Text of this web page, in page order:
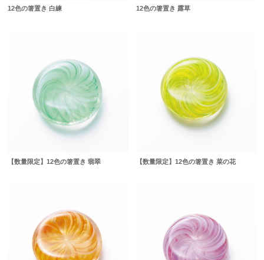
12色の箸置き 白練 12色の箸置き 露草
【数量限定】12色の箸置き 翡翠 【数量限定】12色の箸置き 菜の花